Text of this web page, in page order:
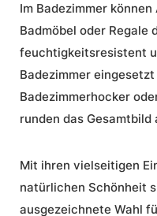
Im Badezimmer
Badmöbel oder Regale
feuchtigkeitsresistent
Badezimmer eingesetzt
Badezimmerhocker
runden das Gesamtbild
Mit ihren vielseitigen
natürlichen Schönheit
ausgezeichnete Wahl